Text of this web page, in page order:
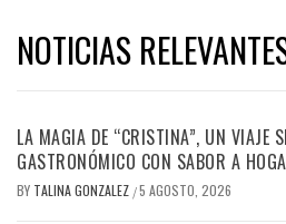
NOTICIAS
LA MAGIA DE “CRISTINA”, UN VIAJE
GASTRONÓMICO CON SABOR A
BY TALINA GONZALEZ /5 AGOSTO, 2026